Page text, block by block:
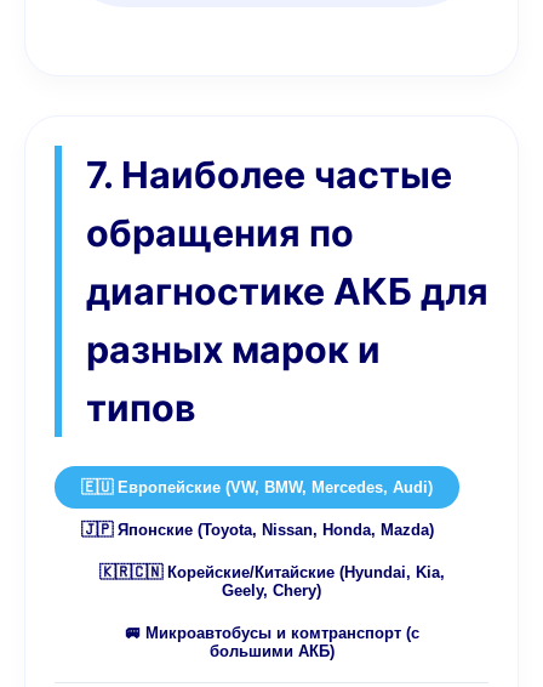
7. Наиболее частые
обращения по
диагностике АКБ для
разных марок и
типов
🇪🇺 Европейские (VW, BMW, Mercedes, Audi)
🇯🇵 Японские (Toyota, Nissan, Honda, Mazda)
🇰🇷🇨🇳 Корейские/Китайские (Hyundai, Kia,
Geely, Chery)
🚐 Микроавтобусы и комтранспорт (с
большими АКБ)